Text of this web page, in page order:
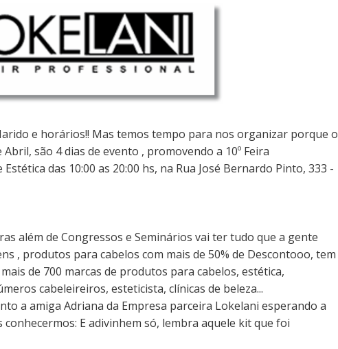
e horários!! Mas temos tempo para nos organizar porque o
são 4 dias de evento , promovendo a 10º Feira
das 10:00 as 20:00 hs, na Rua José Bernardo Pinto, 333 -
além de Congressos e Seminários vai ter tudo que a gente
, produtos para cabelos com mais de 50% de Descontooo, tem
de 700 marcas de produtos para cabelos, estética,
cabeleireiros, esteticista, clínicas de beleza...
a amiga Adriana da Empresa parceira Lokelani esperando a
E adivinhem só, lembra aquele kit que foi